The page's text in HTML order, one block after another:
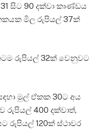
සිට 90 දක්වා කාණ්ඩය
මිල රුපියල් 37ක්
රුපියල් 32ක් වෙනුවට
මුල් ඒකක 30ට අය
රුපියල් 400 දක්වාත්,
රුපියල් 120ක් ස්ථාවර